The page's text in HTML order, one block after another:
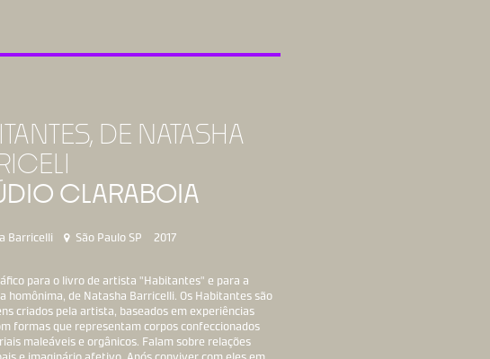
DE NATASHA
CLARABOIA
Barricelli São Paulo SP 2017
para o livro de artista "Habitantes" e para a
homônima, de Natasha Barricelli. Os Habitantes são
criados pela artista, baseados em experiências
formas que representam corpos confeccionados
maleáveis e orgânicos. Falam sobre relações
e imaginário afetivo. Após conviver com eles em